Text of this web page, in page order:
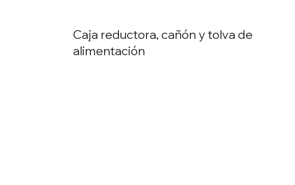
Caja reductora, cañón y tolva de
alimentación